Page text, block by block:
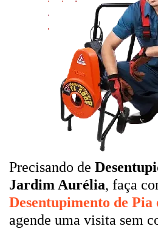
Precisando de
Jardim Aurélia, faça
Desentupimento de Pia
agende uma visita sem